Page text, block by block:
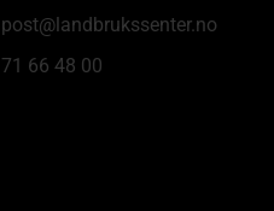
post@landbrukssenter.no
71 66 48 00